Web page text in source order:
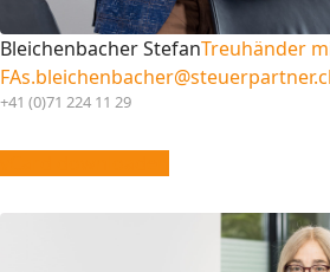
Bleichenbacher StefanTreuhänder
FA
+41 (0)71 224 11 29